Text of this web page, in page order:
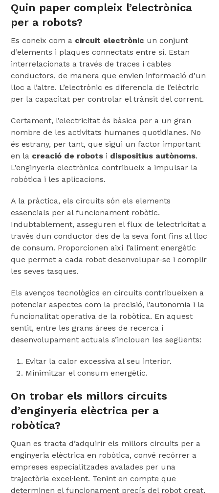
Quin paper compleix l’electrònica
per a robots?
Es coneix com a circuit electrònic un conjunt
d’elements i plaques connectats entre si. Estan
interrelacionats a través de traces i cables
conductors, de manera que envien informació d’un
lloc a l’altre. L’electrònic es diferencia de l’elèctric
per la capacitat per controlar el trànsit del corrent.
Certament, l’electricitat és bàsica per a un gran
nombre de les activitats humanes quotidianes. No
és estrany, per tant, que sigui un factor important
en la creació de robots i dispositius autònoms.
L’enginyeria electrònica contribueix a impulsar la
robòtica i les aplicacions.
A la pràctica, els circuits són els elements
essencials per al funcionament robòtic.
Indubtablement, asseguren el flux de lelectricitat a
través dun conductor des de la seva font fins al lloc
de consum. Proporcionen així l’aliment energètic
que permet a cada robot desenvolupar-se i complir
les seves tasques.
Els avenços tecnològics en circuits contribueixen a
potenciar aspectes com la precisió, l’autonomia i la
funcionalitat operativa de la robòtica. En aquest
sentit, entre les grans àrees de recerca i
desenvolupament actuals s’inclouen les següents:
Evitar la calor excessiva al seu interior.
Minimitzar el consum energètic.
On trobar els millors circuits
d’enginyeria elèctrica per a
robòtica?
Quan es tracta d’adquirir els millors circuits per a
enginyeria elèctrica en robòtica, convé recórrer a
empreses especialitzades avalades per una
trajectòria excel·lent. Tenint en compte que
determinen el funcionament precís del robot creat,